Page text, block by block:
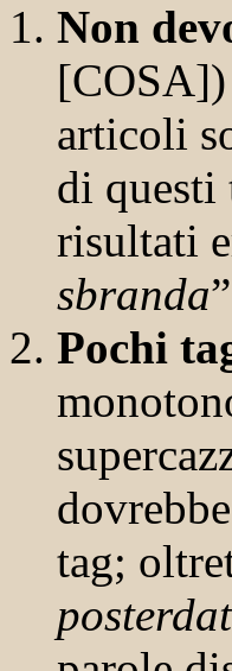
Non
[COSA])
articoli
di questi
risultati
sbranda
Pochi
tag;